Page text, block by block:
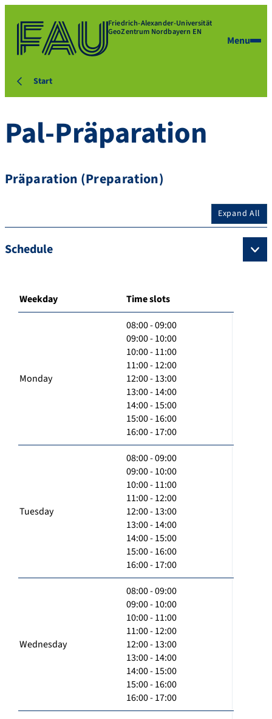
Friedrich-Alexander-Universität
GeoZentrum Nordbayern EN
Menu
Start
Pal-Präparation
Präparation (Preparation)
Expand All
Schedule
Weekday Time slots
Monday
08:00 - 09:00
09:00 - 10:00
10:00 - 11:00
11:00 - 12:00
12:00 - 13:00
13:00 - 14:00
14:00 - 15:00
15:00 - 16:00
16:00 - 17:00
Tuesday
08:00 - 09:00
09:00 - 10:00
10:00 - 11:00
11:00 - 12:00
12:00 - 13:00
13:00 - 14:00
14:00 - 15:00
15:00 - 16:00
16:00 - 17:00
Wednesday
08:00 - 09:00
09:00 - 10:00
10:00 - 11:00
11:00 - 12:00
12:00 - 13:00
13:00 - 14:00
14:00 - 15:00
15:00 - 16:00
16:00 - 17:00